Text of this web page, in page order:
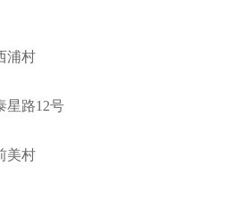
浦村
星路12号
美村